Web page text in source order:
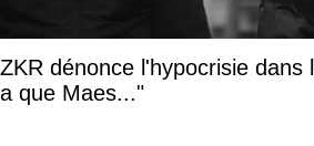
ZKR dénonce l'hypocrisie dans
a que Maes..."